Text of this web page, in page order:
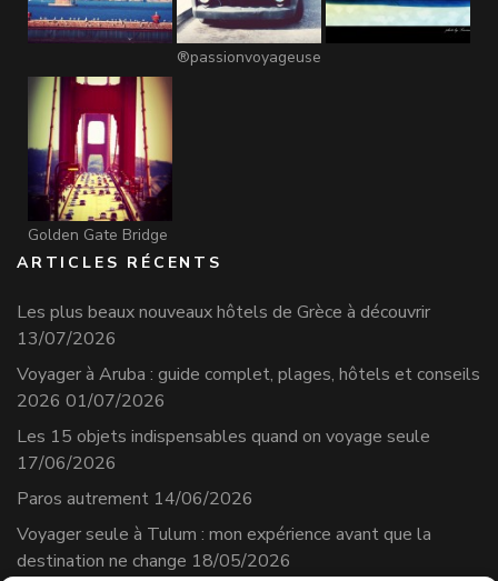
®passionvoyageuse
Golden Gate Bridge
ARTICLES RÉCENTS
Les plus beaux nouveaux hôtels de Grèce à découvrir
13/07/2026
Voyager à Aruba : guide complet, plages, hôtels et conseils
2026 01/07/2026
Les 15 objets indispensables quand on voyage seule
17/06/2026
Paros autrement 14/06/2026
Voyager seule à Tulum : mon expérience avant que la
destination ne change 18/05/2026